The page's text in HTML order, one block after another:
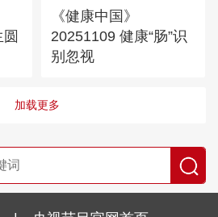
《健康中国》
20251109 健康“肠”识
别忽视
加载更多